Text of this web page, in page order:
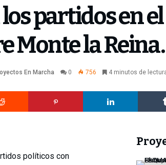
partidos en
Monte la Reina.
En Marcha 0 756 4 minutos de
políticos con